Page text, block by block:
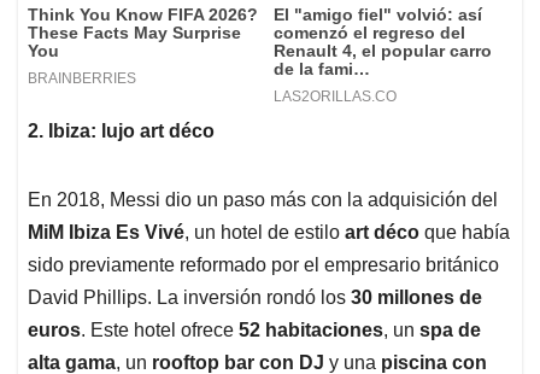
2. Ibiza: lujo art déco
En 2018, Messi dio un paso más con la adquisición del
MiM Ibiza Es Vivé, un hotel de estilo art déco que había
sido previamente reformado por el empresario británico
David Phillips. La inversión rondó los 30 millones de
euros. Este hotel ofrece 52 habitaciones, un spa de
alta gama, un rooftop bar con DJ y una piscina con